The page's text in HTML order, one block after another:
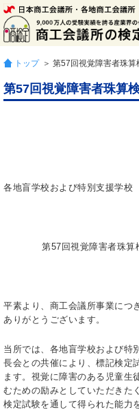
トップ ＞ 第57回視覚障害者珠
第57回視覚障害者珠算
各地盲学校および特別支援学
第57回視覚障害者珠算
平素より、商工会議所事業につ
ありがとうございます。
当所では、各地盲学校および特
長会との共催により、標記検定
ます。視覚に障害のある児童生
むための励みとしていただきた
検定試験を通して得られた能力